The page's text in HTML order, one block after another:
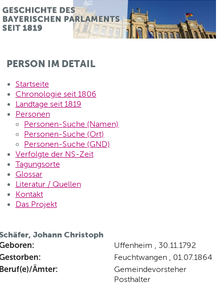
PERSON IM DETAIL
Startseite
Chronologie seit 1806
Landtage seit 1819
Personen
Personen-Suche (Namen)
Personen-Suche (Ort)
Personen-Suche (GND)
Verfolgte der NS-Zeit
Tagungsorte
Glossar
Literatur / Quellen
Kontakt
Das Projekt
Johann Christoph
Uffenheim , 30.11.1792
Feuchtwangen , 01.07.1864
Ämter:
Gemeindevorsteher
Posthalter